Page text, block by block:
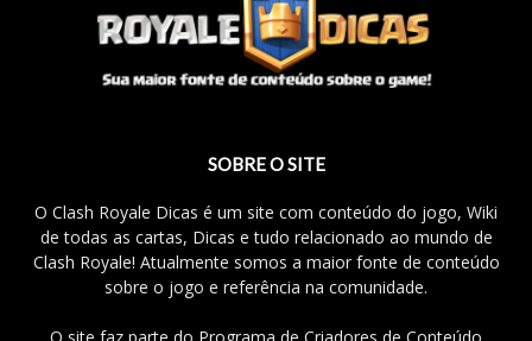
SOBRE O SITE
O Clash Royale Dicas é um site com conteúdo do jogo, Wiki
de todas as cartas, Dicas e tudo relacionado ao mundo de
Clash Royale! Atualmente somos a maior fonte de conteúdo
sobre o jogo e referência na comunidade.